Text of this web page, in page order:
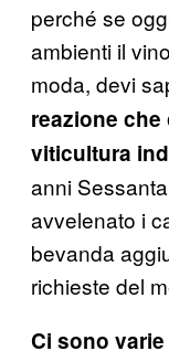
perché se
ambienti il
moda, devi
reazione
viticultura
anni
avvelenato i
bevanda
richieste del
Ci sono